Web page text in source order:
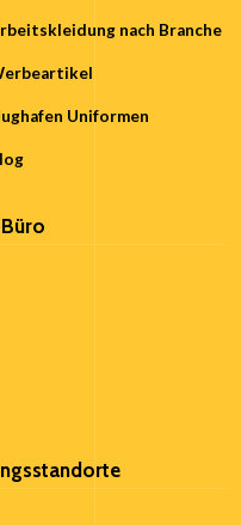
nach Branche
Uniformen